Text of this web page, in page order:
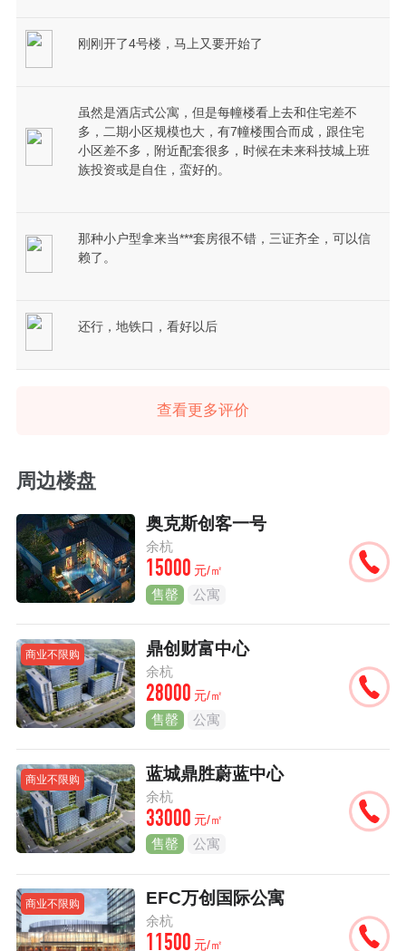
刚刚开了4号楼，马上又要开始了
虽然是酒店式公寓，但是每幢楼看上去和住宅差不
多，二期小区规模也大，有7幢楼围合而成，跟住宅
小区差不多，附近配套很多，时候在未来科技城上班
族投资或是自住，蛮好的。
那种小户型拿来当***套房很不错，三证齐全，可以信
赖了。
还行，地铁口，看好以后
查看更多评价
周边楼盘
奥克斯创客一号
余杭
15000 元/㎡
售罄 公寓
商业不限购 鼎创财富中心
余杭
28000 元/㎡
售罄 公寓
商业不限购 蓝城鼎胜蔚蓝中心
余杭
33000 元/㎡
售罄 公寓
商业不限购 EFC万创国际公寓
余杭
11500 元/㎡